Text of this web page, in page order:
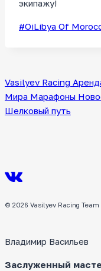
экипажу!
Метки
#OiLibya Of
Vasilyev Racing
Мира Марафоны
Шелковый путь
© 2026 Vasilyev Racing Team
Владимир Васильев
Заслуженный